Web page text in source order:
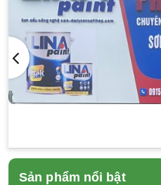
Sản phẩm nổi bật